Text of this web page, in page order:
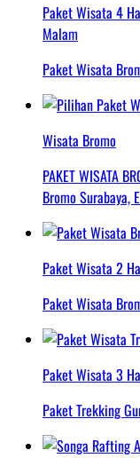
Paket Wisata 4
Malam
Paket Wisata
Wisata Bromo
PAKET WISATA
Bromo Surabaya,
Paket Wisata 2
Paket Wisata
Paket Wisata 3
Paket Trekking